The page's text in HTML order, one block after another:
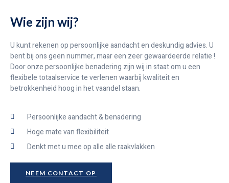
Wie zijn wij?
U kunt rekenen op persoonlijke aandacht en deskundig advies. U
bent bij ons geen nummer, maar een zeer gewaardeerde relatie !
Door onze persoonlijke benadering zijn wij in staat om u een
flexibele totaalservice te verlenen waarbij kwaliteit en
betrokkenheid hoog in het vaandel staan.
Persoonlijke aandacht & benadering
Hoge mate van flexibiliteit
Denkt met u mee op alle alle raakvlakken
NEEM CONTACT OP